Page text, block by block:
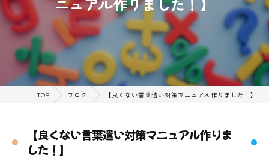
TOP ブログ 【良くない言葉遣い対策マニュアル作りました！】
【良くない言葉遣い対策マニュアル作りま
した！】